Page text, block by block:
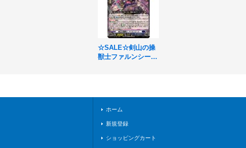
☆SALE☆剣山の操
獣士ファルンシート
ホーム
新規登録
ショッピングカート